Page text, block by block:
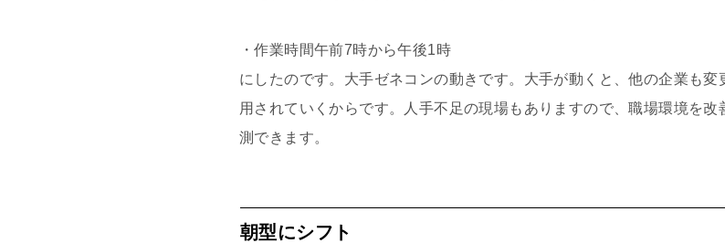
・作業時間午前7時から午後1時
にしたのです。大手ゼネコンの動きです。大手が動くと、他の企業も
用されていくからです。人手不足の現場もありますので、職場環境を
測できます。
朝型にシフト